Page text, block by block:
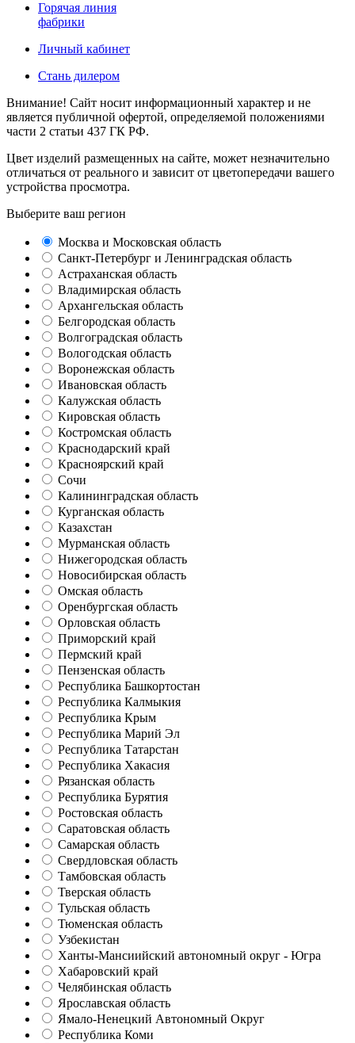
Горячая линия
фабрики
Личный кабинет
Стань дилером
Внимание! Сайт носит информационный характер и не
является публичной офертой, определяемой положениями
части 2 статьи 437 ГК РФ.
Цвет изделий размещенных на сайте, может незначительно
отличаться от реального и зависит от цветопередачи вашего
устройства просмотра.
Выберите ваш регион
Москва и Московская область
Санкт-Петербург и Ленинградская область
Астраханская область
Владимирская область
Архангельская область
Белгородская область
Волгоградская область
Вологодская область
Воронежская область
Ивановская область
Калужская область
Кировская область
Костромская область
Краснодарский край
Красноярский край
Сочи
Калининградская область
Курганская область
Казахстан
Мурманская область
Нижегородская область
Новосибирская область
Омская область
Оренбургская область
Орловская область
Приморский край
Пермский край
Пензенская область
Республика Башкортостан
Республика Калмыкия
Республика Крым
Республика Марий Эл
Республика Татарстан
Республика Хакасия
Рязанская область
Республика Бурятия
Ростовская область
Саратовская область
Самарская область
Свердловская область
Тамбовская область
Тверская область
Тульская область
Тюменская область
Узбекистан
Ханты-Мансиийский автономный округ - Югра
Хабаровский край
Челябинская область
Ярославская область
Ямало-Ненецкий Автономный Округ
Республика Коми